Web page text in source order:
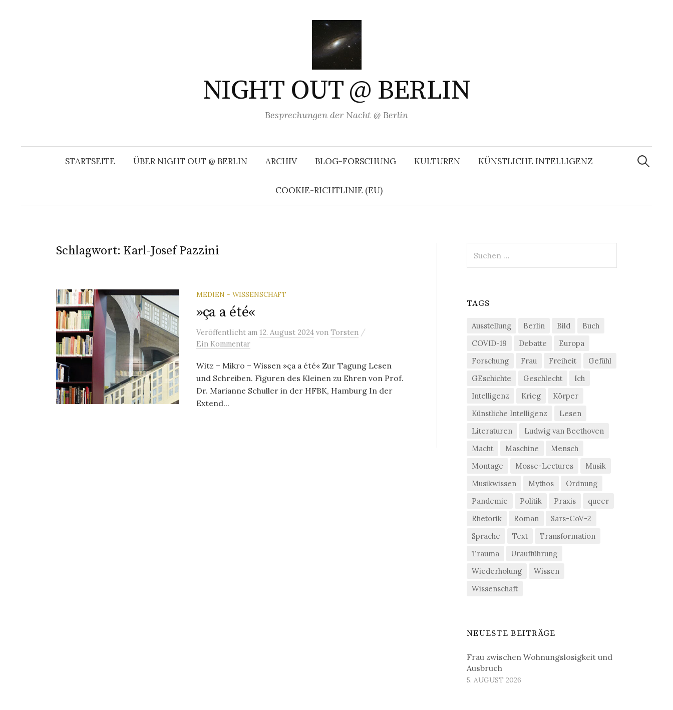
NIGHT OUT @ BERLIN
Besprechungen der Nacht @ Berlin
STARTSEITE ÜBER NIGHT OUT @ BERLIN ARCHIV BLOG-FORSCHUNG KULTUREN KÜNSTLICHE INTELLIGENZ
COOKIE-RICHTLINIE (EU)
Suchen
nach:
Schlagwort: Karl-Josef Pazzini
MEDIEN - WISSENSCHAFT
»ça a été«
Veröffentlicht am 12. August 2024 von Torsten /
Ein Kommentar
Witz – Mikro – Wissen »ça a été« Zur Tagung Lesen
und Schreiben. Figuren des Kleinen zu Ehren von Prof.
Dr. Marianne Schuller in der HFBK, Hamburg In der
Extend...
nach:
TAGS
Ausstellung Berlin Bild
Buch
COVID-19
Debatte
Europa
Forschung
Frau Freiheit
Gefühl
GEschichte
Geschlecht
Ich
Intelligenz
Krieg
Körper
Künstliche Intelligenz
Lesen
Literaturen
Ludwig van Beethoven
Macht
Maschine
Mensch
Montage
Mosse-Lectures
Musik
Musikwissen
Mythos
Ordnung
Pandemie
Politik Praxis
queer
Rhetorik
Roman
Sars-CoV-2
Sprache
Text
Transformation
Trauma
Uraufführung
Wiederholung
Wissen
Wissenschaft
NEUESTE BEITRÄGE
Frau zwischen Wohnungslosigkeit und
Ausbruch
5. AUGUST 2026